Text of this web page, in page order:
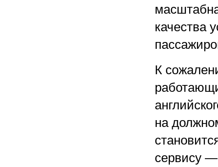
качества
К
на
сервису